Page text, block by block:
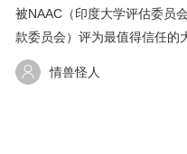
被NAAC（印度大学评估委员
款委员会）评为最值得信任的
情兽怪人